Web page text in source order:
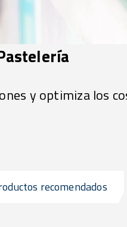
y optimiza los
recomendados